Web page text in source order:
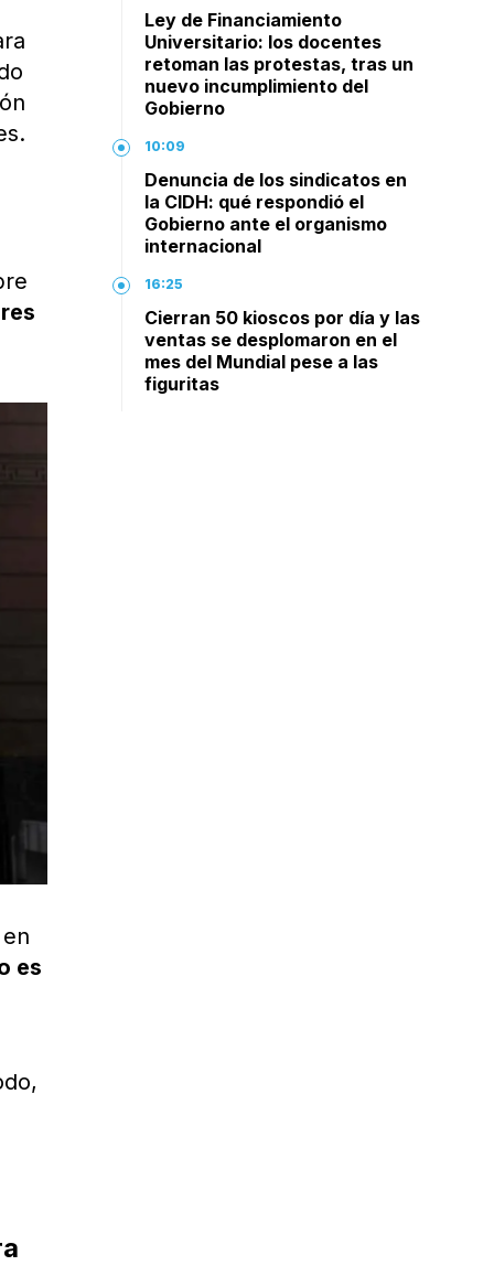
es
Ley de Financiamiento
Universitario: los docentes
retoman las protestas, tras un
nuevo incumplimiento del
Gobierno
10:09
Denuncia de los sindicatos en
la CIDH: qué respondió el
Gobierno ante el organismo
internacional
16:25
Cierran 50 kioscos por día y las
ventas se desplomaron en el
mes del Mundial pese a las
figuritas